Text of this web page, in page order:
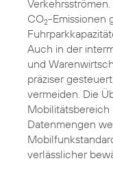
CO2-Emissionen
Auch in der
und
präziser
vermeiden. Die
Datenmengen
verlässlicher